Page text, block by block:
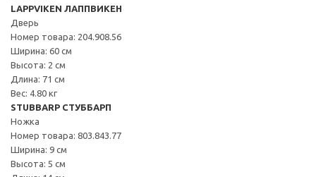
LAPPVIKEN ЛАППВИКЕН
Дверь
Номер товара: 204.908.56
Ширина: 60 см
Высота: 2 см
Длина: 71 см
Вес: 4.80 кг
STUBBARP СТУББАРП
Ножка
Номер товара: 803.843.77
Ширина: 9 см
Высота: 5 см